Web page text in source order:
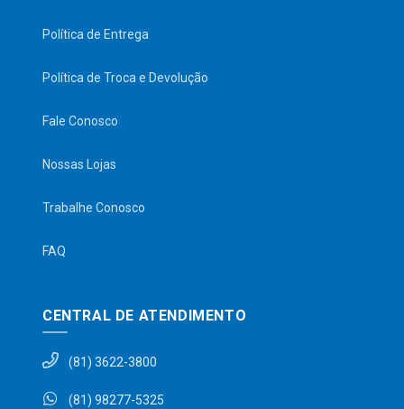
Política de Entrega
Política de Troca e Devolução
Fale Conosco
Nossas Lojas
Trabalhe Conosco
FAQ
CENTRAL DE ATENDIMENTO
(81) 3622-3800
(81) 98277-5325